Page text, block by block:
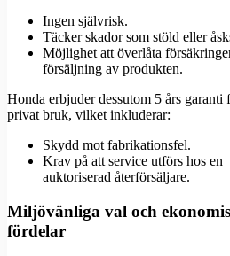
Ingen självrisk.
Täcker skador som stöld eller
Möjlighet att överlåta
försäljning av produkten.
Honda erbjuder dessutom 5 års garanti
privat bruk, vilket inkluderar:
Skydd mot fabrikationsfel.
Krav på att service utförs hos en
auktoriserad återförsäljare.
Miljövänliga val och
fördelar